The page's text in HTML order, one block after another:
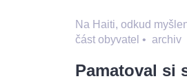
Na Haiti, odkud
část obyvatel • archiv
Pamatoval si